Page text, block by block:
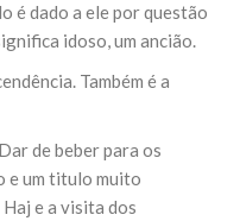
é dado a ele por questão
idoso, um ancião.
Também é a
de beber para os
e um titulo muito
e a visita dos